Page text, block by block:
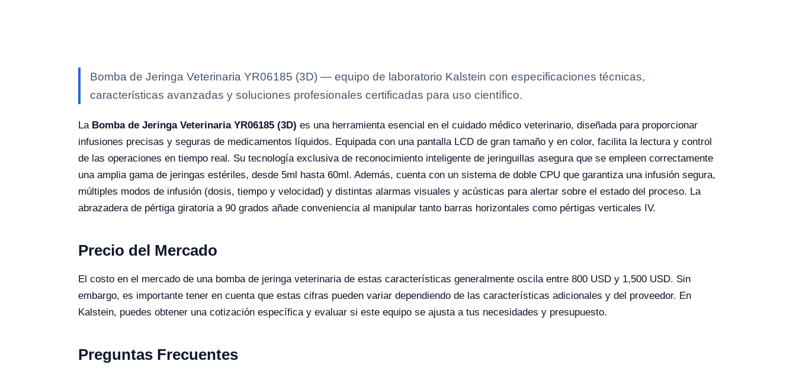
Bomba de Jeringa Veterinaria YR06185 (3D) — equipo de laboratorio Kalstein con especificaciones técnicas,
características avanzadas y soluciones profesionales certificadas para uso científico.
La Bomba de Jeringa Veterinaria YR06185 (3D) es una herramienta esencial en el cuidado médico veterinario, diseñada para proporcionar
infusiones precisas y seguras de medicamentos líquidos. Equipada con una pantalla LCD de gran tamaño y en color, facilita la lectura y control
de las operaciones en tiempo real. Su tecnología exclusiva de reconocimiento inteligente de jeringuillas asegura que se empleen correctamente
una amplia gama de jeringas estériles, desde 5ml hasta 60ml. Además, cuenta con un sistema de doble CPU que garantiza una infusión segura,
múltiples modos de infusión (dosis, tiempo y velocidad) y distintas alarmas visuales y acústicas para alertar sobre el estado del proceso. La
abrazadera de pértiga giratoria a 90 grados añade conveniencia al manipular tanto barras horizontales como pértigas verticales IV.
Precio del Mercado
El costo en el mercado de una bomba de jeringa veterinaria de estas características generalmente oscila entre 800 USD y 1,500 USD. Sin
embargo, es importante tener en cuenta que estas cifras pueden variar dependiendo de las características adicionales y del proveedor. En
Kalstein, puedes obtener una cotización específica y evaluar si este equipo se ajusta a tus necesidades y presupuesto.
Preguntas Frecuentes